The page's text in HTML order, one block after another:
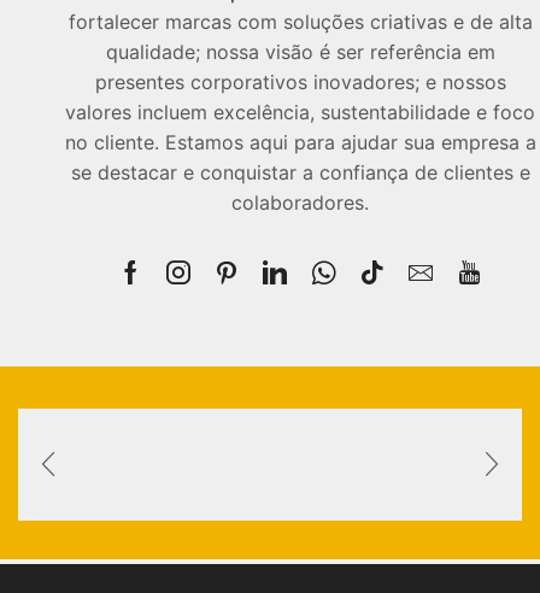
fortalecer marcas com soluções criativas e de alta
qualidade; nossa visão é ser referência em
presentes corporativos inovadores; e nossos
valores incluem excelência, sustentabilidade e foco
no cliente. Estamos aqui para ajudar sua empresa a
se destacar e conquistar a confiança de clientes e
colaboradores.
Facebook
Instagram
Pinterest
LinkedinWhatsapp
Tik-Email